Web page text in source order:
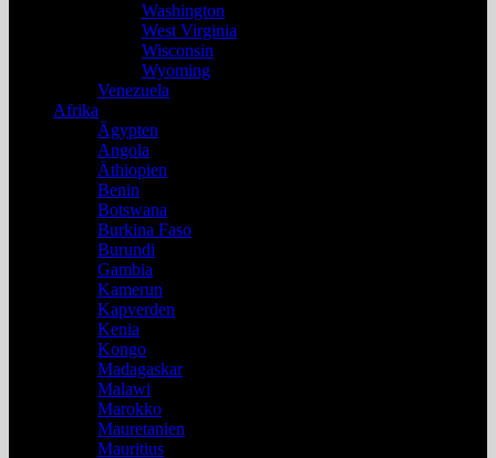
Washington
West Virginia
Wisconsin
Wyoming
Venezuela
Afrika
Ägypten
Angola
Äthiopien
Benin
Botswana
Burkina Faso
Burundi
Gambia
Kamerun
Kapverden
Kenia
Kongo
Madagaskar
Malawi
Marokko
Mauretanien
Mauritius